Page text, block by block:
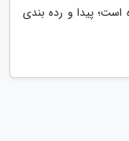
پیدا و رده بندی